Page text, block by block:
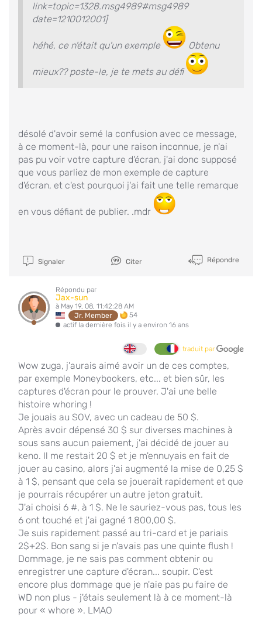
link=topic=1328.msg4989#msg4989
date=1210012001]
héhé, ce n'était qu'un exemple Obtenu
mieux?? poste-le, je te mets au défi
désolé d'avoir semé la confusion avec ce message,
à ce moment-là, pour une raison inconnue, je n'ai
pas pu voir votre capture d'écran, j'ai donc supposé
que vous parliez de mon exemple de capture
d'écran, et c'est pourquoi j'ai fait une telle remarque
en vous défiant de publier. .mdr
Signaler Citer Répondre
Répondu par
Jax-sun
à May 19, 08, 11:42:28 AM
Jr. Member
54
actif la dernière fois il y a environ 16 ans
traduit par
Wow zuga, j'aurais aimé avoir un de ces comptes,
par exemple Moneybookers, etc... et bien sûr, les
captures d'écran pour le prouver. J'ai une belle
histoire whoring !
Je jouais au SOV, avec un cadeau de 50 $.
Après avoir dépensé 30 $ sur diverses machines à
sous sans aucun paiement, j'ai décidé de jouer au
keno. Il me restait 20 $ et je m'ennuyais en fait de
jouer au casino, alors j'ai augmenté la mise de 0,25 $
à 1 $, pensant que cela se jouerait rapidement et que
je pourrais récupérer un autre jeton gratuit.
J'ai choisi 6 #, à 1 $. Ne le sauriez-vous pas, tous les
6 ont touché et j'ai gagné 1 800,00 $.
Je suis rapidement passé au tri-card et je pariais
2$+2$. Bon sang si je n'avais pas une quinte flush !
Dommage, je ne sais pas comment obtenir ou
enregistrer une capture d'écran... soupir. C'est
encore plus dommage que je n'aie pas pu faire de
WD non plus - j'étais seulement là à ce moment-là
pour « whore ». LMAO